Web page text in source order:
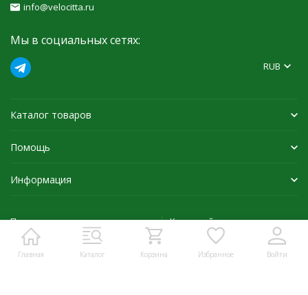
Главная Каталог Корзина Избранное Войти
info@velocitta.ru
Мы в социальных сетях:
RUB
Каталог товаров
Помощь
Информация
Политика персональных данных Карта сайта